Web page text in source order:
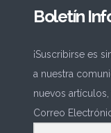
Boletín
¡Suscribirse es
a nuestra
nuevos
Correo